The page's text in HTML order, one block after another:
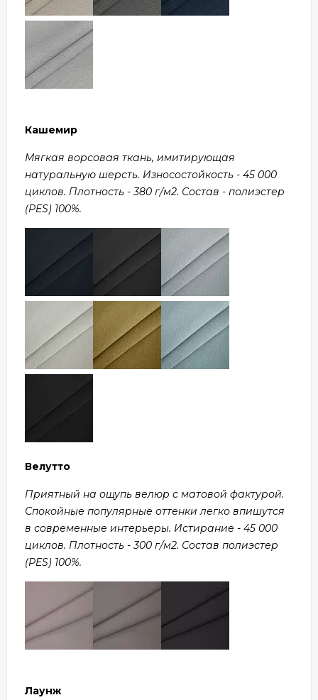
Кашемир
Мягкая ворсовая ткань, имитирующая
натуральную шерсть. Износостойкость - 45 000
циклов. Плотность - 380 г/м2. Состав - полиэстер
(PES) 100%.
Велутто
Приятный на ощупь велюр с матовой фактурой.
Спокойные популярные оттенки легко впишутся
в современные интерьеры. Истирание - 45 000
циклов. Плотность - 300 г/м2. Состав полиэстер
(PES) 100%.
Лаунж